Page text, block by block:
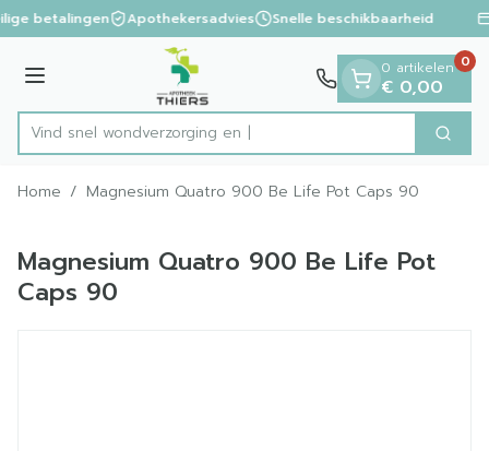
Ga naar de inhoud
1 van 1
betalingen Apothekersadvies Snelle beschikbaarheid
Menu
Product, merk, categorie...
Vind snel wondverzorg Zoek
0 artikelen
€ 0,00
0
Home / Magnesium Quatro 900 Be Life Pot Caps 90
Magnesium Quatro 900 Be Life Pot
Caps 90